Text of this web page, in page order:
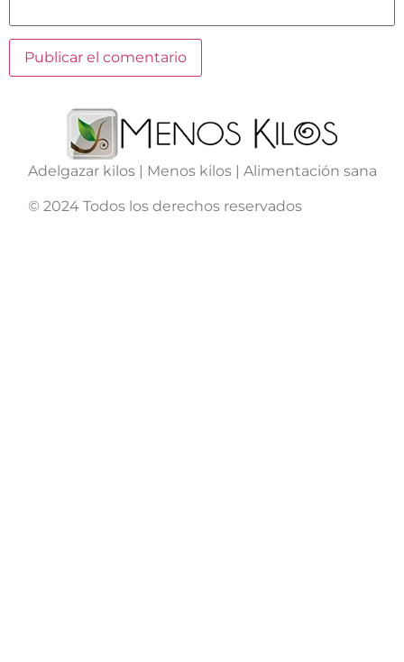
Adelgazar kilos | Menos kilos | Alimentación sana
© 2024 Todos los derechos reservados